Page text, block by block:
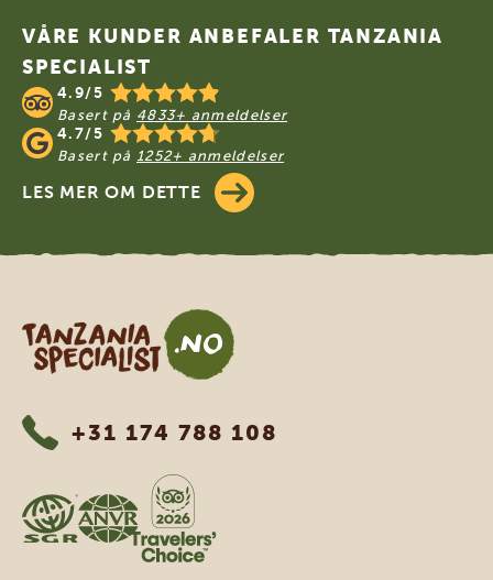
VÅRE KUNDER ANBEFALER TANZANIA
SPECIALIST
4.9/5
Basert på 4833+ anmeldelser
4.7/5
Basert på 1252+ anmeldelser
LES MER OM DETTE
Tanzania Specialist
+31 174 788 108